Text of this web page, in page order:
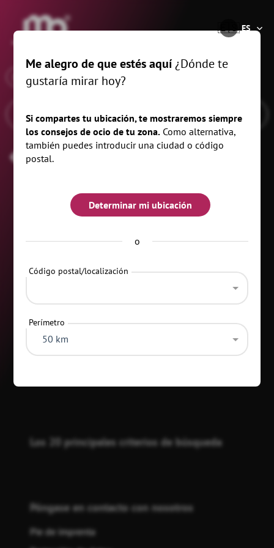
®
🇪🇸ES
En x Callenberg, 5 km
Festival
Los 20 principales criterios de búsqueda
Póngase en contacto con nosotros
Pie de imprenta
Me alegro de que estés aquí¿Dónde te
gustaría mirar hoy?
Si compartes tu ubicación, te mostraremos siempre
los consejos de ocio de tu zona. Como alternativa,
también puedes introducir una ciudad o código
postal.
Determinar mi ubicación
o
Código postal/localización
Perímetro
50 km